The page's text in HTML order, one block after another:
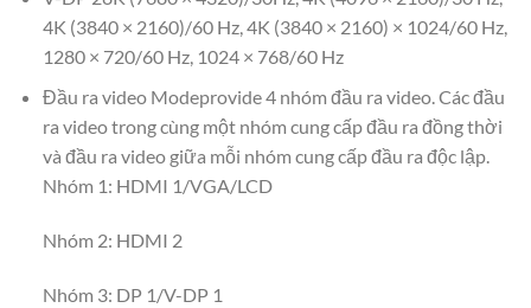
4K (3840 × 2160)/60 Hz, 4K (3840 × 2160) × 1024/60 Hz,
1280 × 720/60 Hz, 1024 × 768/60 Hz
Đầu ra video Modeprovide 4 nhóm đầu ra video. Các đầu
ra video trong cùng một nhóm cung cấp đầu ra đồng thời
và đầu ra video giữa mỗi nhóm cung cấp đầu ra độc lập.
Nhóm 1: HDMI 1/VGA/LCD
Nhóm 2: HDMI 2
Nhóm 3: DP 1/V-DP 1